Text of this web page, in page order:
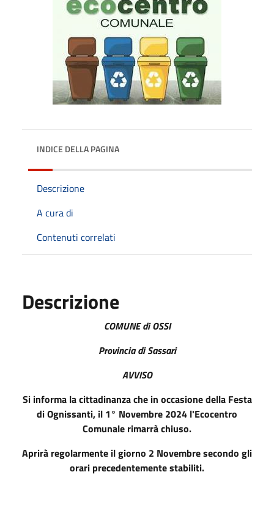
INDICE DELLA PAGINA
Descrizione
A cura di
Contenuti correlati
Descrizione
COMUNE di OSSI
Provincia di Sassari
AVVISO
Si informa la cittadinanza che in occasione della Festa
di Ognissanti, il 1° Novembre 2024 l'Ecocentro
Comunale rimarrà chiuso.
Aprirà regolarmente il giorno 2 Novembre secondo gli
orari precedentemente stabiliti.